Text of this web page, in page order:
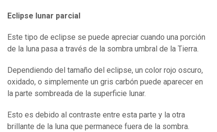
Eclipse lunar parcial
Este tipo de eclipse se puede apreciar cuando una porción
de la luna pasa a través de la sombra umbral de la Tierra.
Dependiendo del tamaño del eclipse, un color rojo oscuro,
oxidado, o simplemente un gris carbón puede aparecer en
la parte sombreada de la superficie lunar.
Esto es debido al contraste entre esta parte y la otra
brillante de la luna que permanece fuera de la sombra.